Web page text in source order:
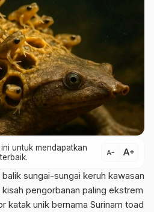
untuk mendapatkan
text_decrease text_increase
balik sungai-sungai keruh kawasan
pengorbanan paling ekstrem
katak unik bernama Surinam toad